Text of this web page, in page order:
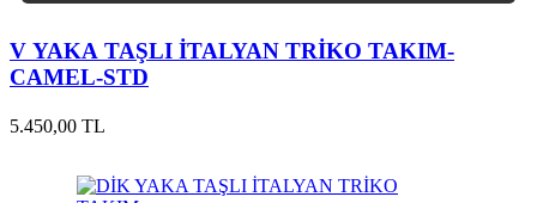
V YAKA TAŞLI İTALYAN TRİKO TAKIM-
CAMEL-STD
5.450,00 TL